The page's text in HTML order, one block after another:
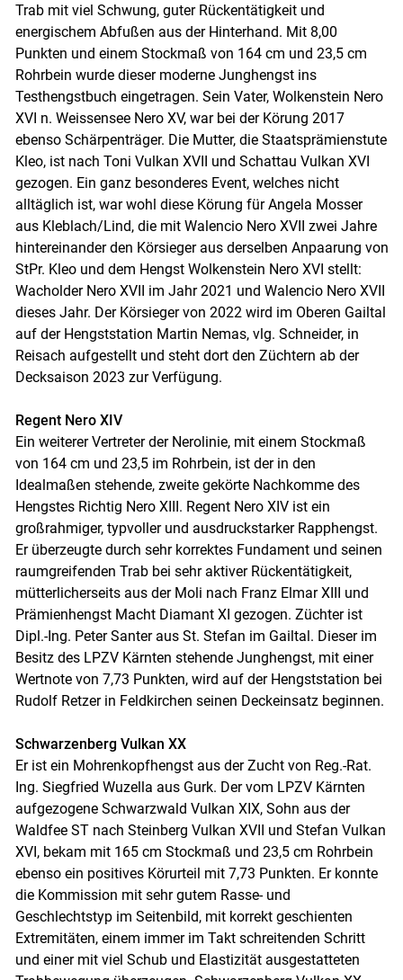
Trab mit viel Schwung, guter Rückentätigkeit und
energischem Abfußen aus der Hinterhand. Mit 8,00
Punkten und einem Stockmaß von 164 cm und 23,5 cm
Rohrbein wurde dieser moderne Junghengst ins
Testhengstbuch eingetragen. Sein Vater, Wolkenstein Nero
XVI n. Weissensee Nero XV, war bei der Körung 2017
ebenso Schärpenträger. Die Mutter, die Staatsprämienstute
Kleo, ist nach Toni Vulkan XVII und Schattau Vulkan XVI
gezogen. Ein ganz besonderes Event, welches nicht
alltäglich ist, war wohl diese Körung für Angela Mosser
aus Kleblach/​Lind, die mit Walencio Nero XVII zwei Jahre
hintereinander den Körsieger aus derselben Anpaarung von
StPr. Kleo und dem Hengst Wolkenstein Nero XVI stellt:
Wacholder Nero XVII im Jahr 2021 und Walencio Nero XVII
dieses Jahr. Der Körsieger von 2022 wird im Oberen Gailtal
auf der Hengststation Martin Nemas, vlg. Schneider, in
Reisach aufgestellt und steht dort den Züchtern ab der
Decksaison 2023 zur Verfügung.
Regent Nero XIV
Ein weiterer Vertreter der Nerolinie, mit einem Stockmaß
von 164 cm und 23,5 im Rohrbein, ist der in den
Idealmaßen stehende, zweite gekörte Nachkomme des
Hengstes Richtig Nero XIII. Regent Nero XIV ist ein
großrahmiger, typvoller und ausdruckstarker Rapphengst.
Er überzeugte durch sehr korrektes Fundament und seinen
raumgreifenden Trab bei sehr aktiver Rückentätigkeit,
mütterlicherseits aus der Moli nach Franz Elmar XIII und
Prämienhengst Macht Diamant XI gezogen. Züchter ist
Dipl.-Ing. Peter Santer aus St. Stefan im Gailtal. Dieser im
Besitz des LPZV Kärnten stehende Junghengst, mit einer
Wertnote von 7,73 Punkten, wird auf der Hengststation bei
Rudolf Retzer in Feldkirchen seinen Deckeinsatz beginnen.
Schwarzenberg Vulkan XX
Er ist ein Mohrenkopfhengst aus der Zucht von Reg.-Rat.
Ing. Siegfried Wuzella aus Gurk. Der vom LPZV Kärnten
aufgezogene Schwarzwald Vulkan XIX, Sohn aus der
Waldfee ST nach Steinberg Vulkan XVII und Stefan Vulkan
XVI, bekam mit 165 cm Stockmaß und 23,5 cm Rohrbein
ebenso ein positives Körurteil mit 7,73 Punkten. Er konnte
die Kommission mit sehr gutem Rasse- und
Geschlechtstyp im Seitenbild, mit korrekt geschienten
Extremitäten, einem immer im Takt schreitenden Schritt
und einer mit viel Schub und Elastizität ausgestatteten